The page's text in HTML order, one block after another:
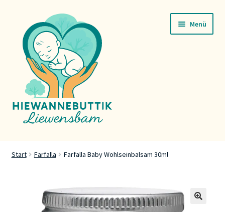
Navigation
springen
Inhalt
springen
Menü
Start Farfalla Farfalla Baby Wohlseinbalsam 30ml